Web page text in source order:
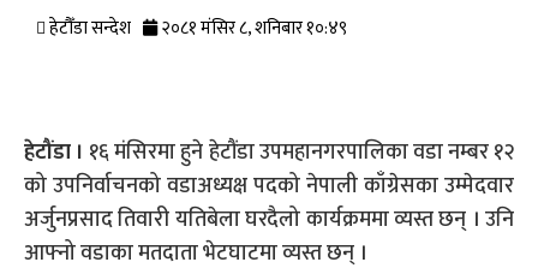
हेटौँडा सन्देश २०८१ मंसिर ८, शनिबार १०:४९
हेटौंडा । १६ मंसिरमा हुने हेटौंडा उपमहानगरपालिका वडा नम्बर १२
को उपनिर्वाचनको वडाअध्यक्ष पदको नेपाली काँग्रेसका उम्मेदवार
अर्जुनप्रसाद तिवारी यतिबेला घरदैलो कार्यक्रममा व्यस्त छन् । उनि
आफ्नो वडाका मतदाता भेटघाटमा व्यस्त छन् ।